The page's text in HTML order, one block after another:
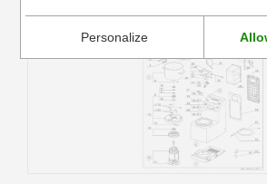
Personalize